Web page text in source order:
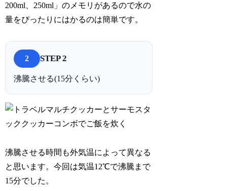
200ml、250ml」のメモリがあるので水の
量をぴったりにはかるのは簡単です。
2 STEP 2
沸騰させる(15分くらい)
沸騰させる時間も外気温によって異なる
と思います。今回は気温12℃で沸騰まで
15分でした。